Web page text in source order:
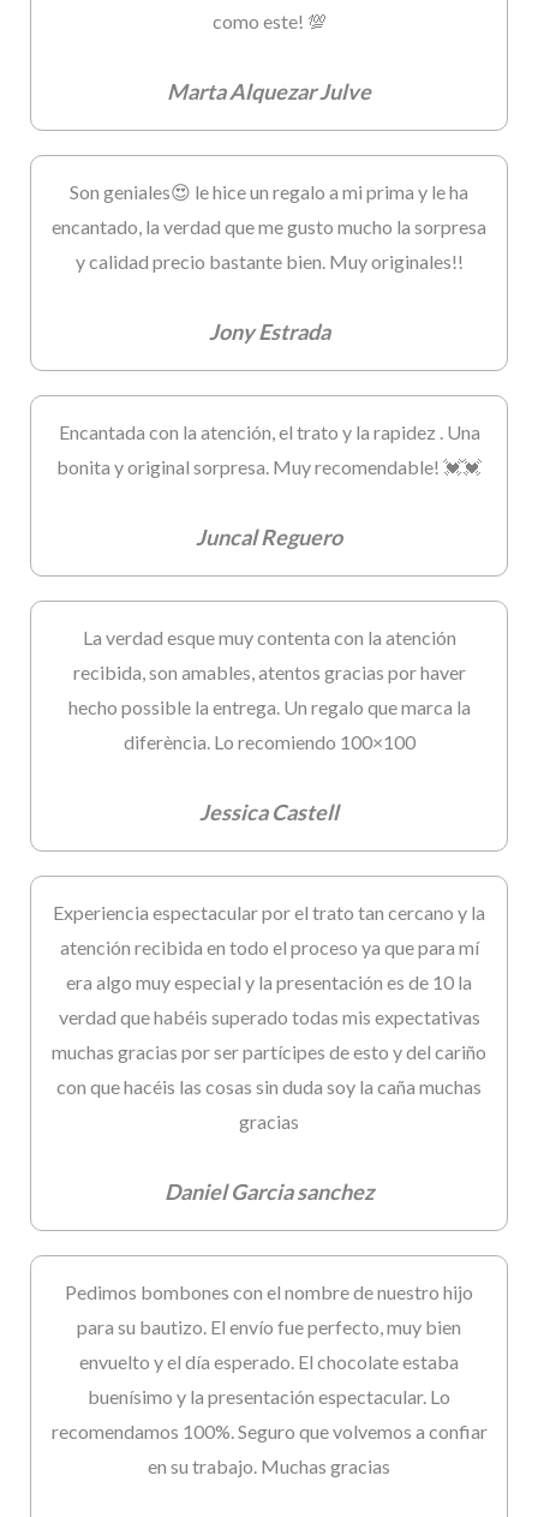
como este! 💯
Marta Alquezar Julve
Son geniales😍 le hice un regalo a mi prima y le ha
encantado, la verdad que me gusto mucho la sorpresa
y calidad precio bastante bien. Muy originales!!
Jony Estrada
Encantada con la atención, el trato y la rapidez . Una
bonita y original sorpresa. Muy recomendable! 💓💓
Juncal Reguero
La verdad esque muy contenta con la atención
recibida, son amables, atentos gracias por haver
hecho possible la entrega. Un regalo que marca la
diferència. Lo recomiendo 100×100
Jessica Castell
Experiencia espectacular por el trato tan cercano y la
atención recibida en todo el proceso ya que para mí
era algo muy especial y la presentación es de 10 la
verdad que habéis superado todas mis expectativas
muchas gracias por ser partícipes de esto y del cariño
con que hacéis las cosas sin duda soy la caña muchas
gracias
Daniel Garcia sanchez
Pedimos bombones con el nombre de nuestro hijo
para su bautizo. El envío fue perfecto, muy bien
envuelto y el día esperado. El chocolate estaba
buenísimo y la presentación espectacular. Lo
recomendamos 100%. Seguro que volvemos a confiar
en su trabajo. Muchas gracias